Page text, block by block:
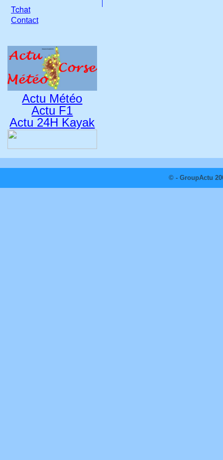
Tchat
Contact
Actu Météo
Actu F1
Actu 24H Kayak
© - GroupActu